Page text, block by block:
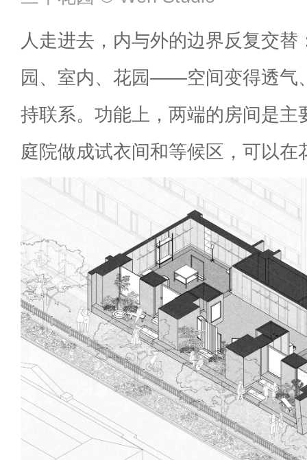
人走进去，内与外的边界反复交替
园、室内、花园——空间变得透气
持联系。功能上，两端的房间是主
庭院做成试衣间和等候区，可以在